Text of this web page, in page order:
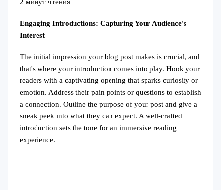
2 минут чтения
Engaging Introductions: Capturing Your Audience's
Interest
The initial impression your blog post makes is crucial, and
that's where your introduction comes into play. Hook your
readers with a captivating opening that sparks curiosity or
emotion. Address their pain points or questions to establish
a connection. Outline the purpose of your post and give a
sneak peek into what they can expect. A well-crafted
introduction sets the tone for an immersive reading
experience.